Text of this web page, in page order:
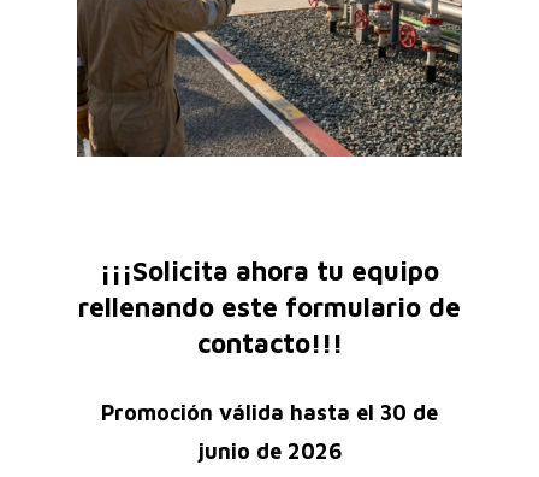
¡¡¡Solicita ahora tu equipo
rellenando este formulario de
contacto!!!
Promoción válida hasta el 30 de
junio de 2026